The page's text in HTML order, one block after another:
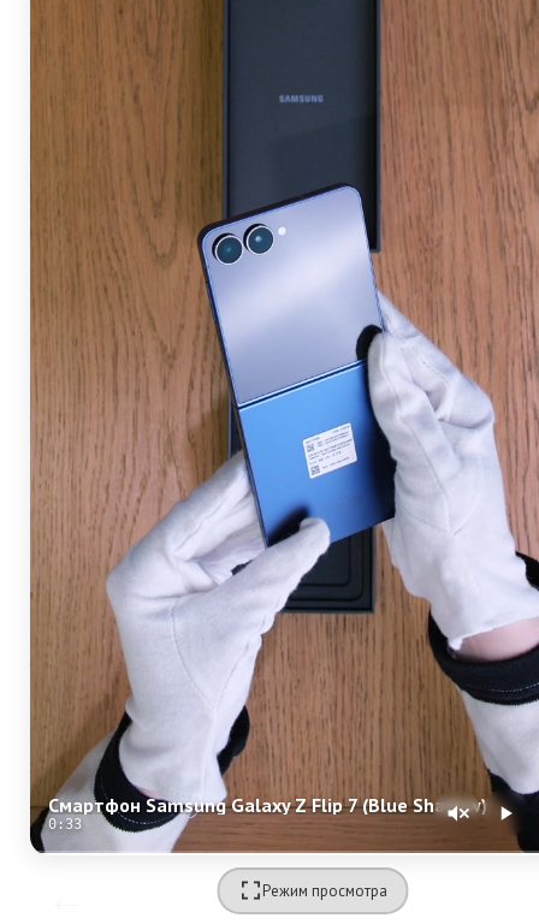
Смартфон Samsung Galaxy Z Flip 7 (Blue Shadow) SM-F766 (Nano-sim + eSim)
0:33
Режим просмотра